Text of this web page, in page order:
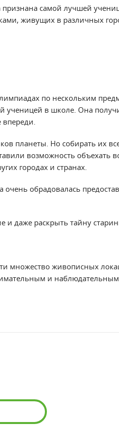
самой лучшей
живущих в различных
по нескольким
ученицей в школе. Она
впереди.
планеты. Но собирать их
возможность объехать
городах и странах.
очень обрадовалась
и даже раскрыть тайну
множество живописных
и наблюдательным